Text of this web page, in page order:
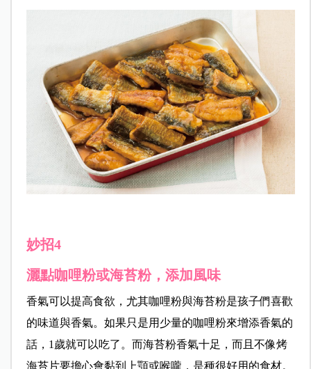
妙招4
灑點咖哩粉或海苔粉，添加風味
香氣可以提高食欲，尤其咖哩粉與海苔粉是孩子們喜歡
的味道與香氣。如果只是用少量的咖哩粉來增添香氣的
話， 1 歲就可以吃了。而海苔粉香氣十足，而且不像烤
海苔片要擔心會黏到上顎或喉嚨，是種很好用的食材。